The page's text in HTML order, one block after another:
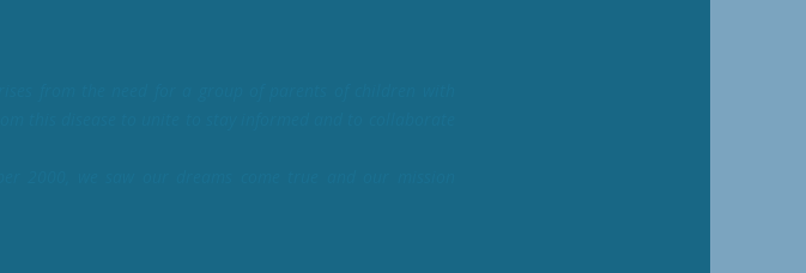
from the need for a group of parents of children with
this disease to unite to stay informed and to collaborate
2000, we saw our dreams come true and our mission